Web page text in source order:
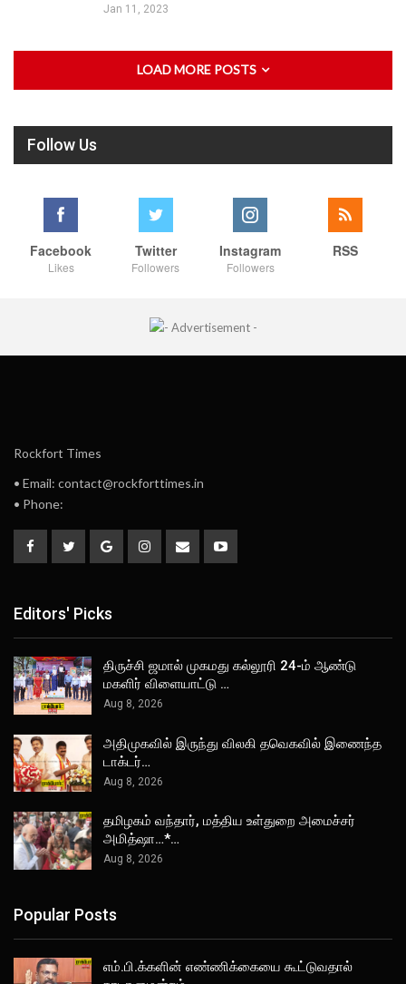
Jan 11, 2023
LOAD MORE POSTS
Follow Us
Facebook
Likes
Twitter
Followers
Instagram
Followers
RSS
Rockfort Times
• Email: contact@rockforttimes.in
• Phone:
Editors' Picks
திருச்சி ஜமால் முகமது கல்லூரி 24-ம் ஆண்டு
மகளிர் விளையாட்டு …
Aug 8, 2026
அதிமுகவில் இருந்து விலகி தவெகவில் இணைந்த
டாக்டர்…
Aug 8, 2026
தமிழகம் வந்தார், மத்திய உள்துறை அமைச்சர்
அமித்ஷா…*…
Aug 8, 2026
Popular Posts
எம்.பி.க்களின் எண்ணிக்கையை கூட்டுவதால்